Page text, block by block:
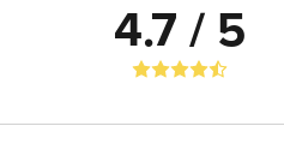
4.7 / 5